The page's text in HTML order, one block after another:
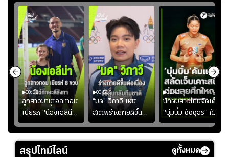
00:52
ลูกสาวมานูเอล ทอม
เบียรห์ "น้องเอลีน่า"
วัย 8 ขวบ โชว์ตี
ลังกาสุดพริ้ว
00:51
“มด” วิภาวี เผย
สภาพร่างกายดีขึ้น
อย่างต่อเนื่อง พร้อม
พยายามลงสนามให้
02:40
นักตบสาวไทยจัดเต็ม
"บุ๋มบิ๋ม ชัชชุอร" คัม
แบ็ก ศึก" SEA V
CUP 2026" เลก
สอง!!
สรุปไทม์ไลน์ ดูทั้งหมด